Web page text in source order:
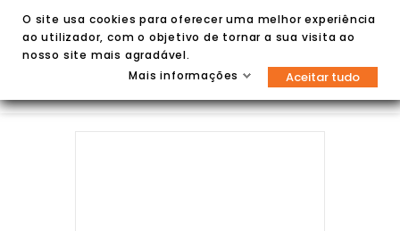

O site usa cookies para oferecer uma melhor experiência
ao utilizador, com o objetivo de tornar a sua visita ao
nosso site mais agradável.
Mais informações
Aceitar tudo